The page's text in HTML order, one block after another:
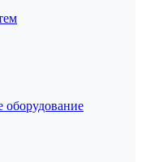
оборудование